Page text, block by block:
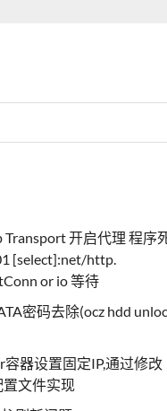
开启代理 程序
[select]:net/http.
or io 等待
密码去除(ocz hdd
器设置固定IP,通过修改
置文件实现